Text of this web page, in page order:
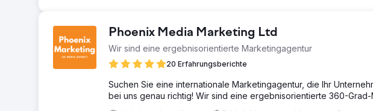
Phoenix Media Marketing Ltd
Wir sind eine ergebnisorientierte Marketingagentur
20 Erfahrungsberichte
Suchen Sie eine internationale Marketingagentur, die Ihr
bei uns genau richtig! Wir sind eine ergebnisorientierte 360-Grad-